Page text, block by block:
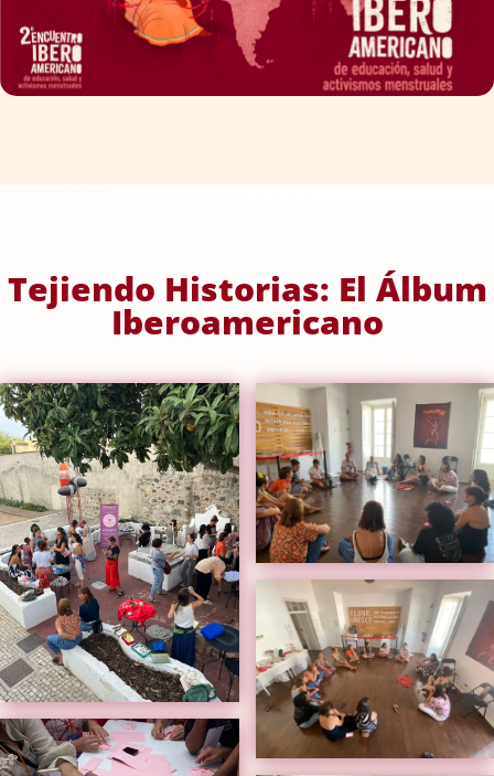
Tejiendo Historias: El Álbum
Iberoamericano